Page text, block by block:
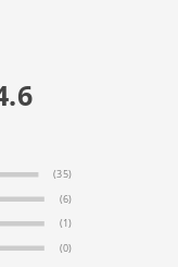
(35)
(6)
(1)
(0)